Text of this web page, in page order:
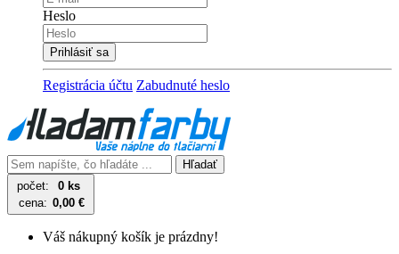
Heslo
Registrácia účtu Zabudnuté heslo
Hľadať
počet:
0 ks
cena: 0,00 €
Váš nákupný košík je prázdny!